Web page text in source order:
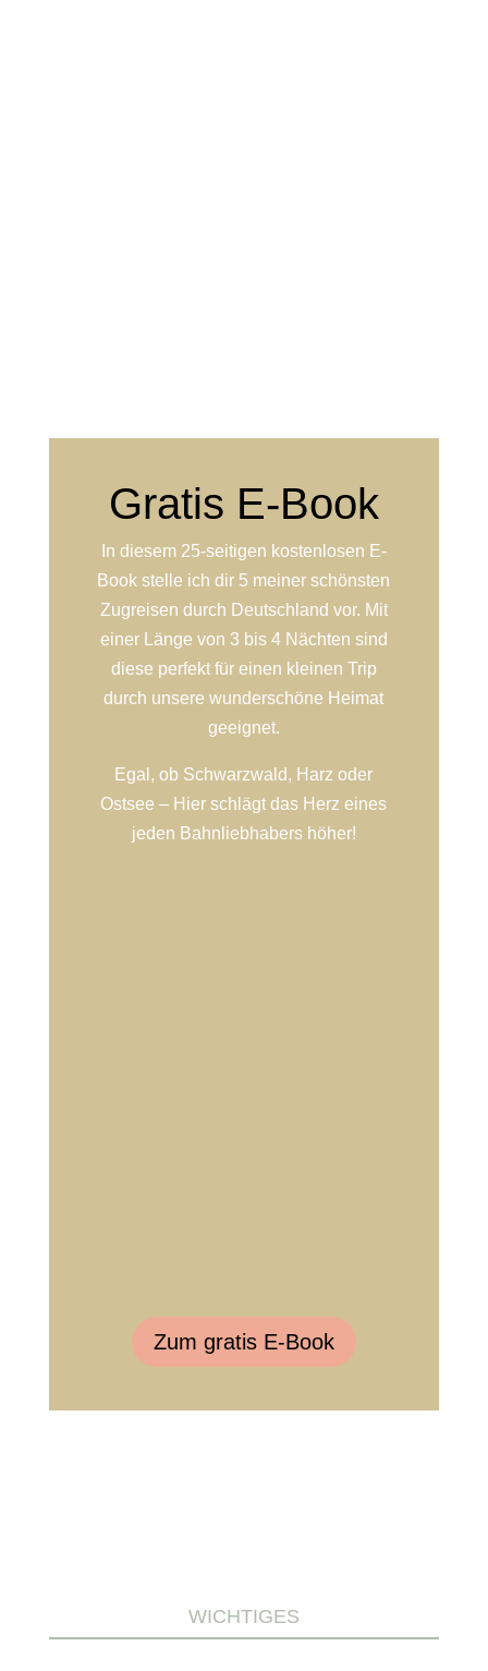
Gratis E-Book
In diesem 25-seitigen kostenlosen E-
Book stelle ich dir 5 meiner schönsten
Zugreisen durch Deutschland vor. Mit
einer Länge von 3 bis 4 Nächten sind
diese perfekt für einen kleinen Trip
durch unsere wunderschöne Heimat
geeignet.
Egal, ob Schwarzwald, Harz oder
Ostsee – Hier schlägt das Herz eines
jeden Bahnliebhabers höher!
Zum gratis E-Book
WICHTIGES